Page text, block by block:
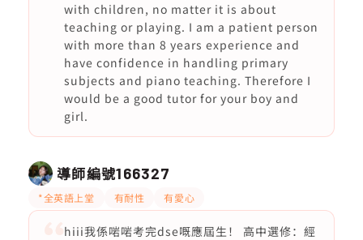
with children, no matter it is about
teaching or playing. I am a patient person
with more than 8 years experience and
have confidence in handling primary
subjects and piano teaching. Therefore I
would be a good tutor for your boy and
girl.
導師編號166327
*全英語上堂 有耐性 有愛心
hiii我係啱啱考完dse嘅應屆生！ 高中選修：經